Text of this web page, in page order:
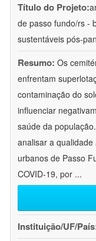
Título do Projeto:
de passo fundo/rs -
sustentáveis pós-
Resumo: Os
enfrentam
contaminação do
influenciar
saúde da
analisar a
urbanos de Passo
COVID-19, por ...
Instituição/UF/